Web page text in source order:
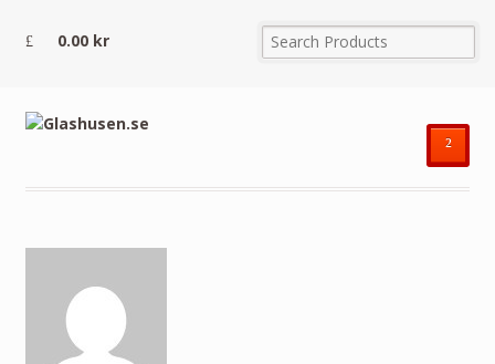
0.00 kr
²